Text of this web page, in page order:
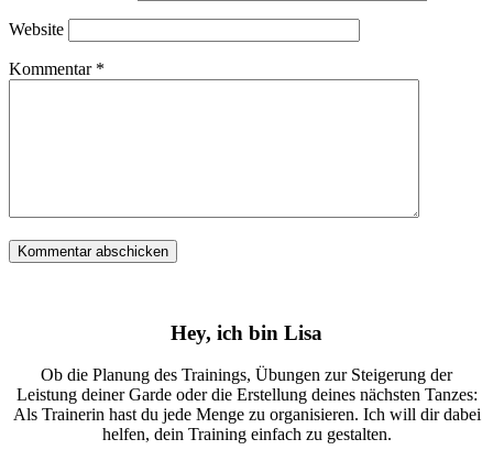
Website
Kommentar *
Hey, ich bin Lisa
Ob die Planung des Trainings, Übungen zur Steigerung der
Leistung deiner Garde oder die Erstellung deines nächsten Tanzes:
Als Trainerin hast du jede Menge zu organisieren. Ich will dir dabei
helfen, dein Training einfach zu gestalten.